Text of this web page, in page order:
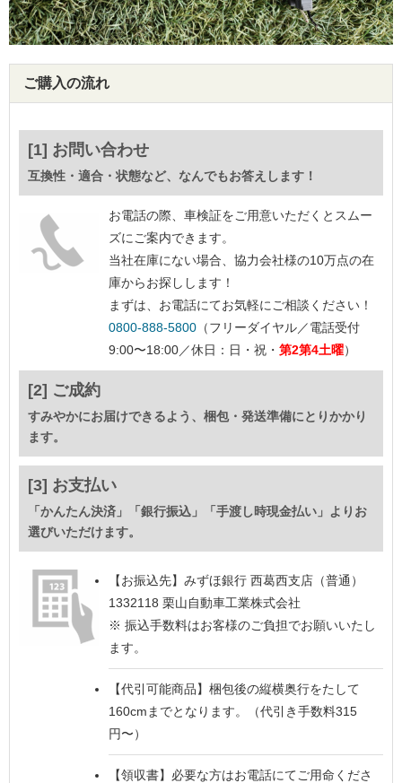
ご購入の流れ
[1] お問い合わせ
互換性・適合・状態など、なんでもお答えします！
お電話の際、車検証をご用意いただくとスムー
ズにご案内できます。
当社在庫にない場合、協力会社様の10万点の在
庫からお探しします！
まずは、お電話にてお気軽にご相談ください！
0800-888-5800 （フリーダイヤル／電話受付
9:00〜18:00／休日：日・祝・ 第2第4土曜）
[2] ご成約
すみやかにお届けできるよう、梱包・発送準備にとりかかり
ます。
[3] お支払い
「かんたん決済」「銀行振込」「手渡し時現金払い」よりお
選びいただけます。
【お振込先】 みずほ銀行 西葛西支店（普通）
1332118 栗山自動車工業株式会社
※ 振込手数料はお客様のご負担でお願いいたし
ます。
【代引可能商品】 梱包後の縦横奥行をたして
160cmまでとなります。（代引き手数料315
円〜）
【領収書】 必要な方はお電話にてご用命くださ